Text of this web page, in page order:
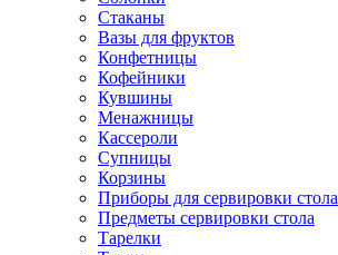
Стаканы
Вазы для фруктов
Конфетницы
Кофейники
Кувшины
Менажницы
Кассероли
Супницы
Корзины
Приборы для сервировки стола
Предметы сервировки стола
Тарелки